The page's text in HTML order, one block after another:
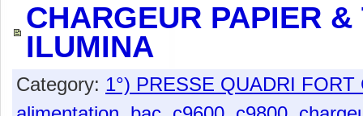
CHARGEUR PAPIER &
ILUMINA
Category: 1°) PRESSE QUADRI FORT